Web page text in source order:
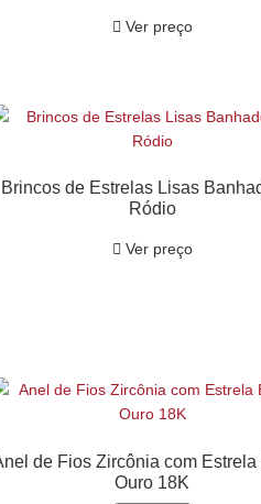
Ver preço
Brincos de Estrelas Lisas
Ródio
Ver preço
de Fios Zircônia com Estrela
Ouro 18K